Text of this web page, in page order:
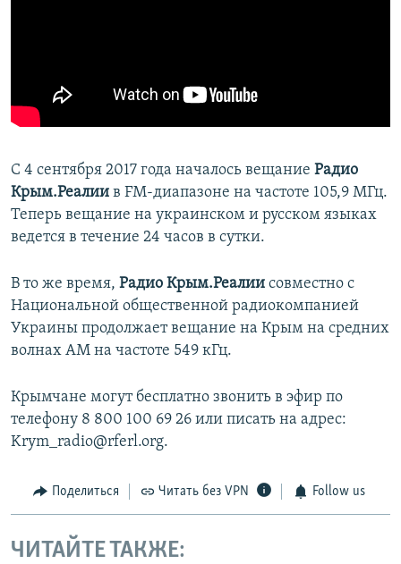
С 4 сентября 2017 года началось вещание Радио
Крым.Реалии в FM-диапазоне на частоте 105,9 МГц.
Теперь вещание на украинском и русском языках
ведется в течение 24 часов в сутки.
В то же время, Радио Крым.Реалии совместно с
Национальной общественной радиокомпанией
Украины продолжает вещание на Крым на средних
волнах АМ на частоте 549 кГц.
Крымчане могут бесплатно звонить в эфир по
телефону 8 800 100 69 26 или писать на адрес:
Krym_radio@rferl.org.
Поделиться Читать без VPN Follow us
ЧИТАЙТЕ ТАКЖЕ: